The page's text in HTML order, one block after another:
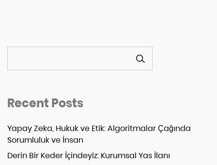
Recent Posts
Yapay Zeka, Hukuk ve Etik: Algoritmalar Çağında
Sorumluluk ve İnsan
Derin Bir Keder İçindeyiz: Kurumsal Yas İlanı